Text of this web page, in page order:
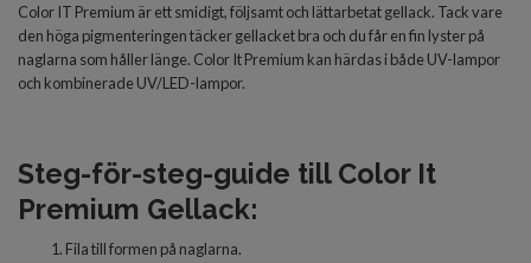
Color IT Premium är ett smidigt, följsamt och lättarbetat gellack. Tack vare
den höga pigmenteringen täcker gellacket bra och du får en fin lyster på
naglarna som håller länge. Color It Premium kan härdas i både UV-lampor
och kombinerade UV/LED-lampor.
Steg-för-steg-guide till Color It
Premium Gellack:
Fila till formen på naglarna.